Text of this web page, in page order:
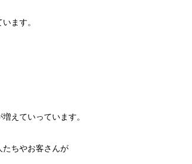
ます。
えていっています。
たちやお客さんが